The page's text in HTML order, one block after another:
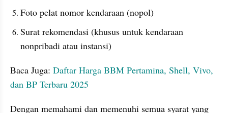
Foto pelat nomor kendaraan (nopol)
Surat rekomendasi (khusus untuk kendaraan
nonpribadi atau instansi)
Baca Juga: Daftar Harga BBM Pertamina, Shell, Vivo,
dan BP Terbaru 2025
Dengan memahami dan memenuhi semua syarat yang